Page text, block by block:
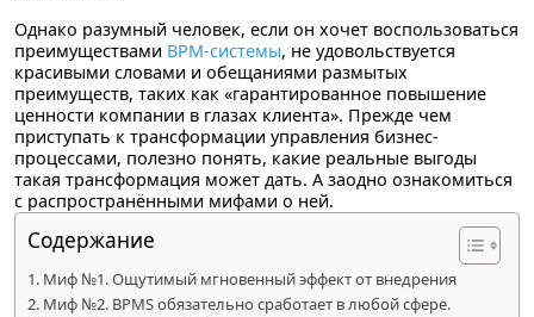
Однако разумный человек, если он хочет воспользоваться
преимуществами BPM-системы, не удовольствуется
красивыми словами и обещаниями размытых
преимуществ, таких как «гарантированное повышение
ценности компании в глазах клиента». Прежде чем
приступать к трансформации управления бизнес-
процессами, полезно понять, какие реальные выгоды
такая трансформация может дать. А заодно ознакомиться
с распространёнными мифами о ней.
Содержание
Миф №1. Ощутимый мгновенный эффект от внедрения
Миф №2. BPMS обязательно сработает в любой сфере.